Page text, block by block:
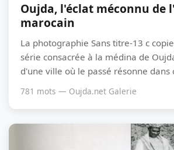
Oujda, l'éclat méconnu de
marocain
La photographie Sans titre-13 c
série consacrée à la médina de
d'une ville où le passé résonne dans
781 mots — Oujda.net Galerie